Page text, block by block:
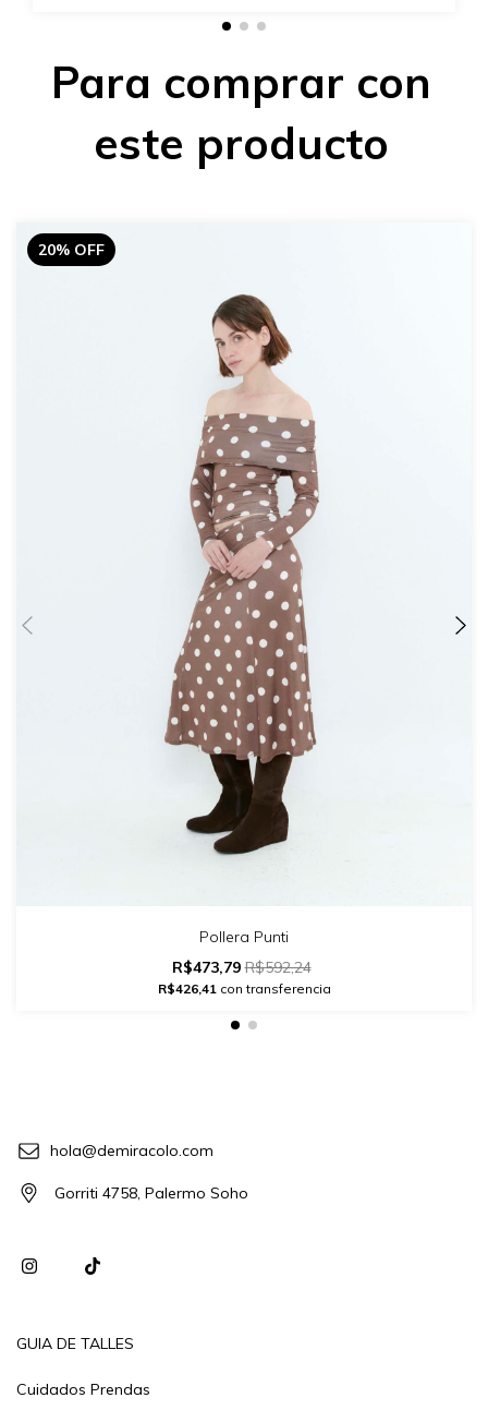
Para comprar con
este producto
20% OFF
Pollera Punti
R$473,79R$592,24
R$426,41con transferencia
hola@demiracolo.com
Gorriti 4758, Palermo Soho
GUIA DE TALLES
Cuidados Prendas